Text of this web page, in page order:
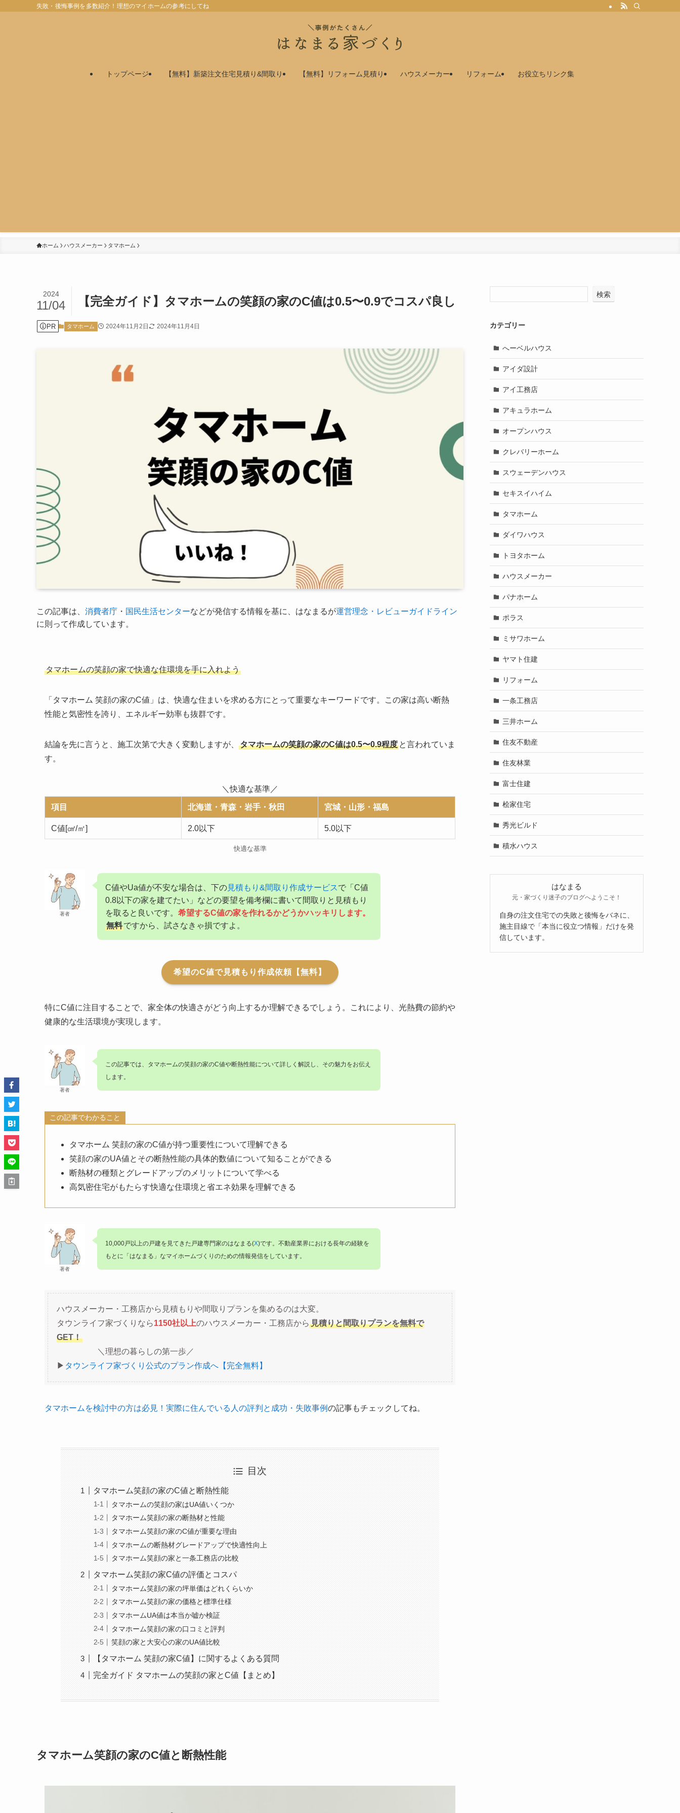
失敗・後悔事例を多数紹介！理想のマイホームの参考にしてね
トップページ 【無料】新築注文住宅見積り&間取り 【無料】リフォーム見積り ハウスメーカー リフォーム お役立ちリンク集
ホーム ハウスメーカー タマホーム
【完全ガイド】タマホームの笑顔の家のC値は0.5〜0.9でコスパ良し
2024
11/04
PR タマホーム 2024年11月2日 2024年11月4日
この記事は、 消費者庁 ・ 国民生活センターなどが発信する情報を基に、はなまるが運営理念・レビューガイドライン
に則って作成しています。
タマホームの笑顔の家で快適な住環境を手に入れよう
「タマホーム 笑顔の家のC値」は、快適な住まいを求める方にとって重要なキーワードです。この家は高い断熱
性能と気密性を誇り、エネルギー効率も抜群です。
結論を先に言うと、施工次第で大きく変動しますが、 タマホームの笑顔の家のC値は0.5〜0.9程度 と言われていま
す。
＼快適な基準／
項目 北海道・青森・岩手・秋田 宮城・山形・福島
C値[㎠/㎡] 2.0以下 5.0以下
快適な基準
著者
C値やUa値が不安な場合は、下の見積もり&間取り作成サービス で「C値
0.8以下の家を建てたい」などの要望を備考欄に書いて間取りと見積もり
を取ると良いです。 希望するC値の家を作れるかどうかハッキリします。
無料ですから、試さなきゃ損ですよ。
希望のC値で見積もり作成依頼【無料】
特にC値に注目することで、家全体の快適さがどう向上するか理解できるでしょう。これにより、光熱費の節約や
健康的な生活環境が実現します。
著者
この記事では、タマホームの笑顔の家のC値や断熱性能について詳しく解説し、その魅力をお伝え
します。
この記事でわかること
タマホーム 笑顔の家のC値が持つ重要性について理解できる
笑顔の家のUA値とその断熱性能の具体的数値について知ることができる
断熱材の種類とグレードアップのメリットについて学べる
高気密住宅がもたらす快適な住環境と省エネ効果を理解できる
著者
10,000戸以上の戸建を見てきた戸建専門家のはなまる(X)です。不動産業界における長年の経験を
もとに「はなまる」なマイホームづくりのための情報発信をしています。
ハウスメーカー・工務店から見積もりや間取りプランを集めるのは大変。
タウンライフ家づくりなら1150社以上のハウスメーカー・工務店から 見積りと間取りプランを無料で
GET！
＼理想の暮らしの第一歩／
▶︎ タウンライフ家づくり公式のプラン作成へ【完全無料】
タマホームを検討中の方は必見！実際に住んでいる人の評判と成功・失敗事例の記事もチェックしてね。
目次
タマホーム笑顔の家のC値と断熱性能
タマホームの笑顔の家はUA値いくつか
タマホーム笑顔の家の断熱材と性能
タマホーム笑顔の家のC値が重要な理由
タマホームの断熱材グレードアップで快適性向上
タマホーム笑顔の家と一条工務店の比較
タマホーム笑顔の家C値の評価とコスパ
タマホーム笑顔の家の坪単価はどれくらいか
タマホーム笑顔の家の価格と標準仕様
タマホームUA値は本当か嘘か検証
タマホーム笑顔の家の口コミと評判
笑顔の家と大安心の家のUA値比較
【タマホーム 笑顔の家C値】に関するよくある質問
完全ガイド タマホームの笑顔の家とC値【まとめ】
タマホーム笑顔の家のC値と断熱性能
検索
カテゴリー
へーベルハウス
アイダ設計
アイ工務店
アキュラホーム
オープンハウス
クレバリーホーム
スウェーデンハウス
セキスイハイム
タマホーム
ダイワハウス
トヨタホーム
ハウスメーカー
パナホーム
ポラス
ミサワホーム
ヤマト住建
リフォーム
一条工務店
三井ホーム
住友不動産
住友林業
富士住建
桧家住宅
秀光ビルド
積水ハウス
はなまる
元・家づくり迷子のブログへようこそ！
自身の注文住宅での失敗と後悔をバネに、
施主目線で「本当に役立つ情報」だけを発
信しています。